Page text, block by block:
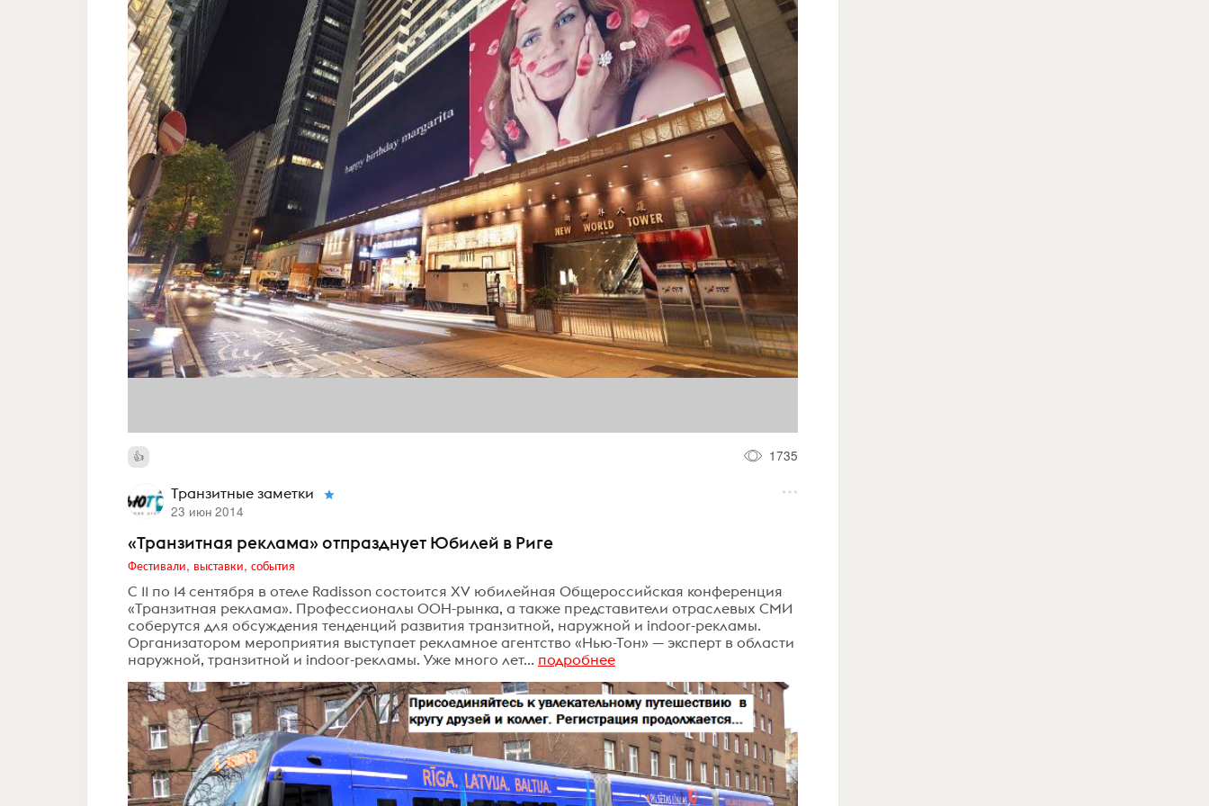
1735
Транзитные заметки
23 июн 2014
«Транзитная реклама» отпразднует Юбилей в Риге
Фестивали, выставки, события
C 11 по 14 сентября в отеле Radisson состоится ХV юбилейная Общероссийская конференция
«Транзитная реклама». Профессионалы OOH-рынка, а также представители отраслевых СМИ
соберутся для обсуждения тенденций развития транзитной, наружной и indoor-рекламы.
Организатором мероприятия выступает рекламное агентство «Нью-Тон» — эксперт в области
наружной, транзитной и indoor-рекламы. Уже много лет... подробнее